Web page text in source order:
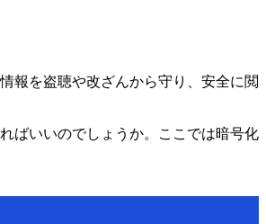
報を盗聴や改ざんから守り、安全に閲
ばいいのでしょうか。ここでは暗号化